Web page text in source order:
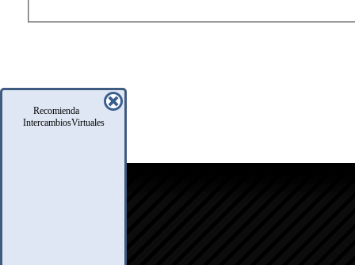
Recomienda
IntercambiosVirtuales